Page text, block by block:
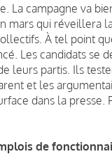
La campagne va
mars qui réveillera
À tel point
Les candidats se
leurs partis. Ils
et les
dans la presse.
de